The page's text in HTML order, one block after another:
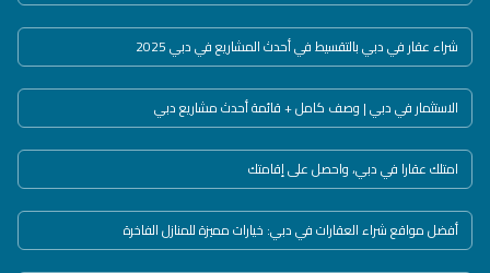
شراء عقار في دبي بالتقسيط في أحدث المشاريع في دبي 2025
الاستثمار في دبي | وصف كامل + قائمة أحدث مشاريع دبي
امتلك عقارا في دبي، واحصل على إقامتك
أفضل مواقع شراء العقارات في دبي: خيارات مميزة للمنازل الفاخرة